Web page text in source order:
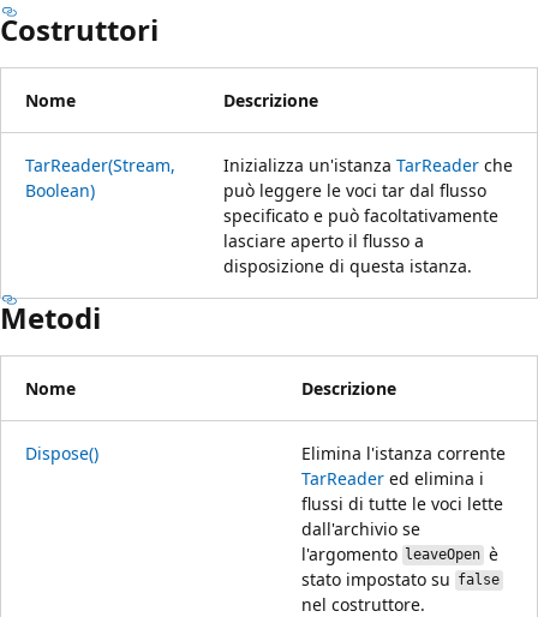
Costruttori
Nome Descrizione
TarReader(Stream,
Boolean)
Inizializza un'istanza TarReader che
può leggere le voci tar dal flusso
specificato e può facoltativamente
lasciare aperto il flusso a
disposizione di questa istanza.
Metodi
Nome Descrizione
Dispose()
Elimina l'istanza corrente
TarReader ed elimina i
flussi di tutte le voci lette
dall'archivio se
l'argomento leaveOpen è
stato impostato su false
nel costruttore.